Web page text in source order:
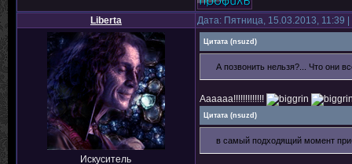
Liberta Дата: Пятница, 15.03.2013,
Искуситель
Цитата (nsuzd )
А позвонить нельзя?... Что они
Аааааа!!!!!!!!!!!!!
Цитата (nsuzd )
в самый подходящий момент